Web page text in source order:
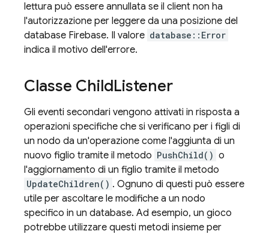
lettura può essere annullata se il client non ha
l'autorizzazione per leggere da una posizione del
database Firebase. Il valore database::Error
indica il motivo dell'errore.
Classe ChildListener
Gli eventi secondari vengono attivati in risposta a
operazioni specifiche che si verificano per i figli di
un nodo da un'operazione come l'aggiunta di un
nuovo figlio tramite il metodo PushChild() o
l'aggiornamento di un figlio tramite il metodo
UpdateChildren() . Ognuno di questi può essere
utile per ascoltare le modifiche a un nodo
specifico in un database. Ad esempio, un gioco
potrebbe utilizzare questi metodi insieme per